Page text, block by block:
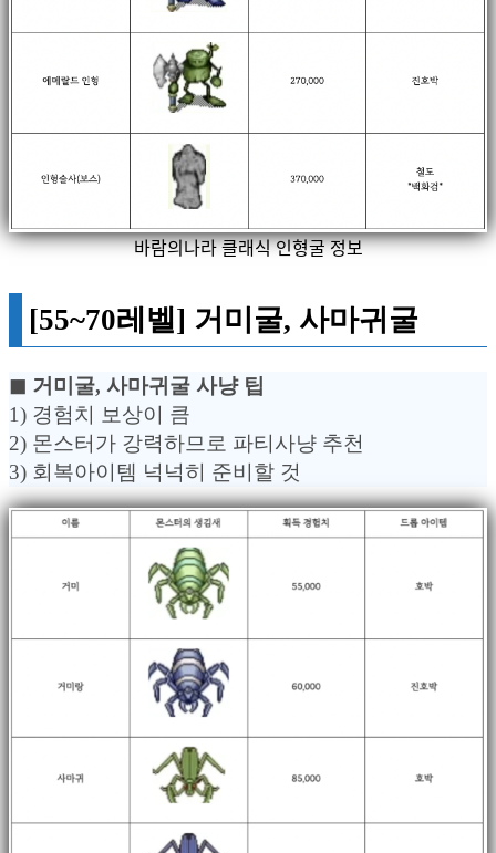
바람의나라 클래식 인형굴 정보
[55~70레벨] 거미굴, 사마귀굴
◼︎ 거미굴, 사마귀굴 사냥 팁
1) 경험치 보상이 큼
2) 몬스터가 강력하므로 파티사냥 추천
3) 회복아이템 넉넉히 준비할 것